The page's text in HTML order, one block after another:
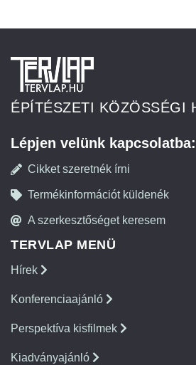
ÉPÍTÉSZETI KÖZÖSSÉGI
Lépjen velünk kapcsolatba:
Cikket szeretnék írni
Termékinformációt küldenék
A szerkesztőséget keresem
TERVLAP MENÜ
Hírek
Konferenciaajánló
Perspektíva kisfilmek
Kiadványajánló